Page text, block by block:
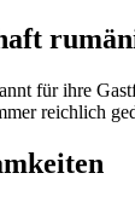
für ihre
reichlich